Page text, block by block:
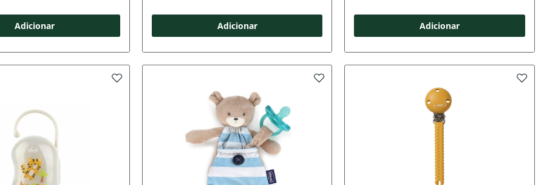
Adicionar Adicionar Adicionar